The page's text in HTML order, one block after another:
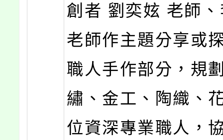
創者 劉奕妶 老師
老師作主題分享或
職人手作部分，規
繡、金工、陶織、
位資深專業職人，